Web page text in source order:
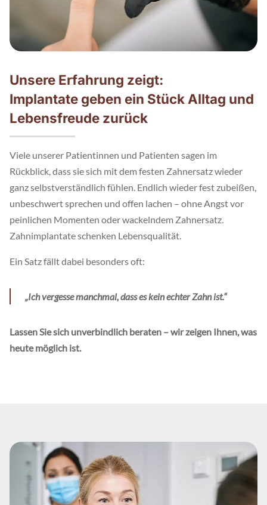
Unsere Erfahrung zeigt:
Implantate geben ein Stück Alltag und
Lebensfreude zurück
Viele unserer Patientinnen und Patienten sagen im
Rückblick, dass sie sich mit dem festen Zahnersatz wieder
ganz selbstverständlich fühlen. Endlich wieder fest zubeißen,
unbeschwert sprechen und offen lachen – ohne Angst vor
peinlichen Momenten oder wackelndem Zahnersatz.
Zahnimplantate schenken Lebensqualität.
Ein Satz fällt dabei besonders oft:
„Ich vergesse manchmal, dass es kein echter Zahn ist.“
Lassen Sie sich unverbindlich beraten – wir zeigen Ihnen, was
heute möglich ist.